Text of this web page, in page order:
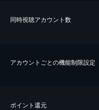
同時視聴アカウント数
アカウントごとの機能制限設定
ポイント還元